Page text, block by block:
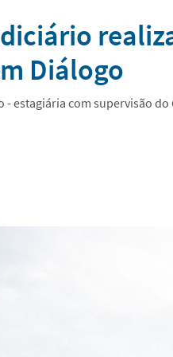
Diálogo
- estagiária com supervisão do